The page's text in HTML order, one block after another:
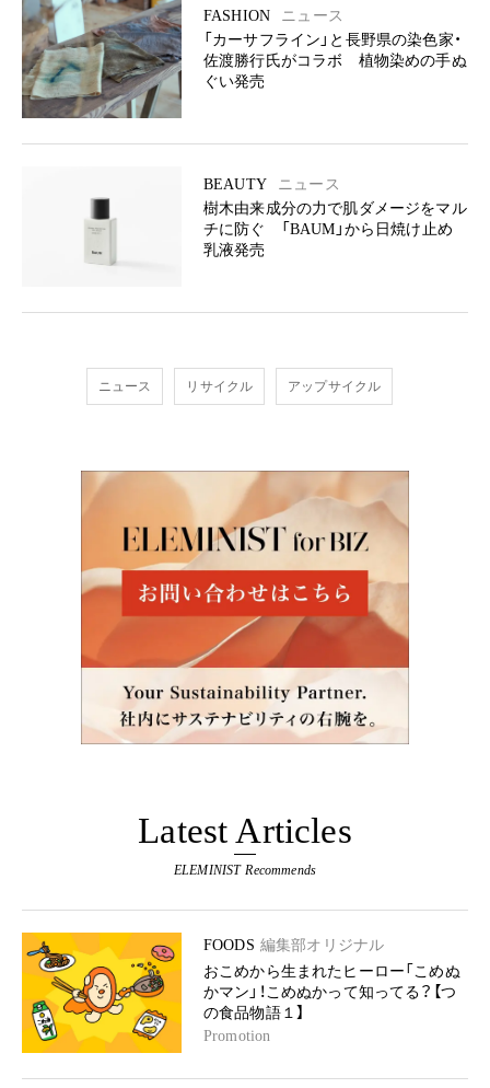
FASHION
ニュース
「カーサフライン」と長野県の染色家・
佐渡勝行氏がコラボ 植物染めの手ぬ
ぐい発売
BEAUTY
ニュース
樹木由来成分の力で肌ダメージをマル
チに防ぐ 「BAUM」から日焼け止め
乳液発売
ニュース リサイクル アップサイクル
Latest Articles
ELEMINIST Recommends
FOODS 編集部オリジナル
おこめから生まれたヒーロー「こめぬ
かマン」！こめぬかって知ってる？【つ
の食品物語１】
Promotion